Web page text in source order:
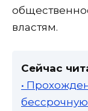
властям.
Сейчас
•